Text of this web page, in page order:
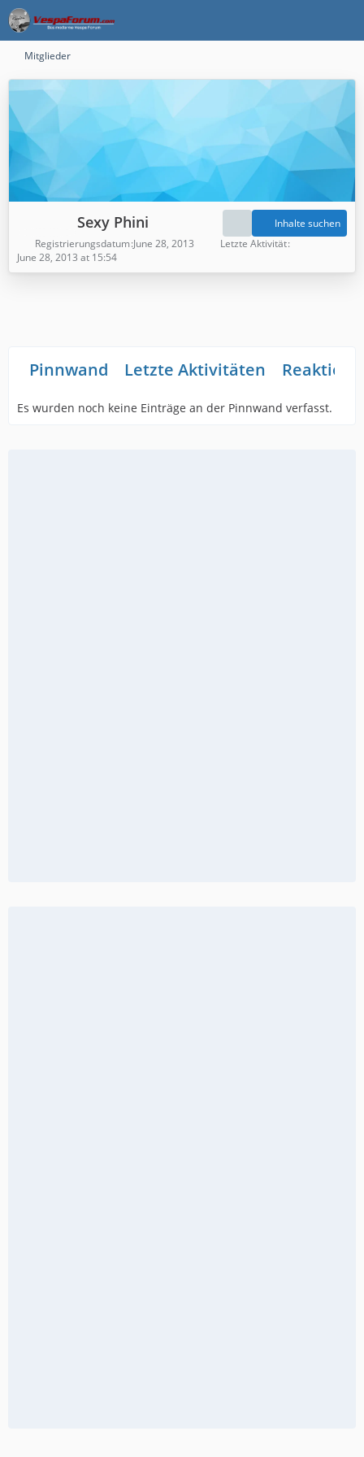
Mitglieder
Sexy Phini
Inhalte suchen
Registrierungsdatum June 28, 2013
Letzte Aktivität
June 28, 2013 at 15:54
Pinnwand Letzte Aktivitäten
Es wurden noch keine Einträge an der Pinnwand verfasst.